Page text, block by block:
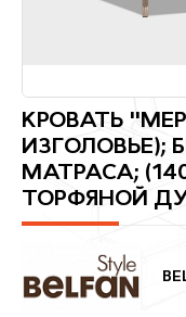
КРОВАТЬ
ИЗГОЛОВЬЕ);
МАТРАСА;
ТОРФЯНОЙ